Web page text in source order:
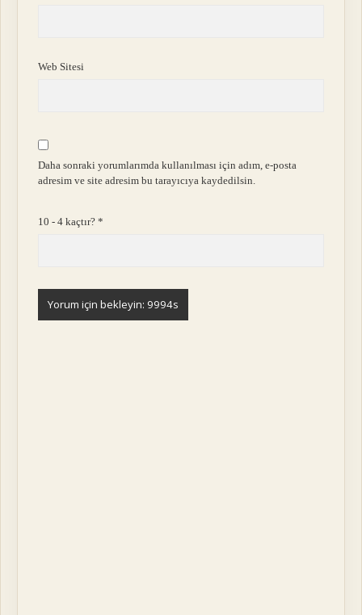
Web Sitesi
Daha sonraki yorumlarımda kullanılması için adım, e-posta
adresim ve site adresim bu tarayıcıya kaydedilsin.
10 - 4 kaçtır?*